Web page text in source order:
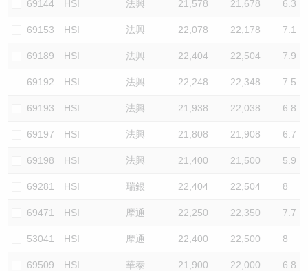
69144 HSI 法興 21,578 21,678 6.3
69153 HSI 法興 22,078 22,178 7.1
69189 HSI 法興 22,404 22,504 7.9
69192 HSI 法興 22,248 22,348 7.5
69193 HSI 法興 21,938 22,038 6.8
69197 HSI 法興 21,808 21,908 6.7
69198 HSI 法興 21,400 21,500 5.9
69281 HSI 瑞銀 22,404 22,504 8
69471 HSI 摩通 22,250 22,350 7.7
53041 HSI 摩通 22,400 22,500 8
69509 HSI 華泰 21,900 22,000 6.8